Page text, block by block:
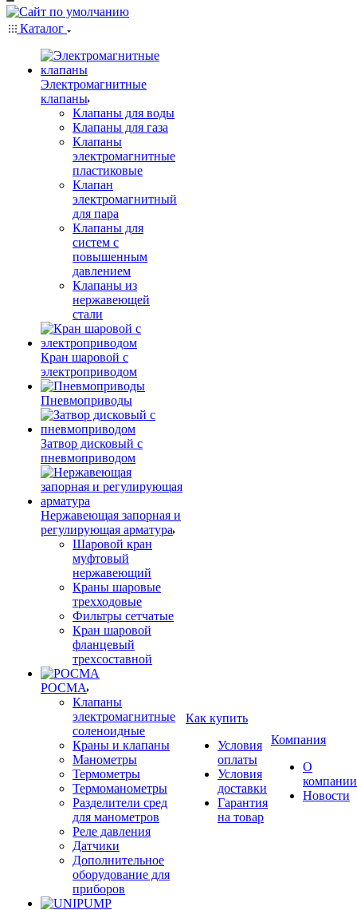
Каталог
Электромагнитные
клапаны
Клапаны для воды
Клапаны для газа
Клапаны
электромагнитные
пластиковые
Клапан
электромагнитный
для пара
Клапаны для
систем с
повышенным
давлением
Клапаны из
нержавеющей
стали
Кран шаровой с
электроприводом
Пневмоприводы
Затвор дисковый с
пневмоприводом
Нержавеющая запорная и
регулирующая арматура
Шаровой кран
муфтовый
нержавеющий
Краны шаровые
трехходовые
Фильтры сетчатые
Кран шаровой
фланцевый
трехсоставной
РОСМА
Клапаны
электромагнитные
соленоидные
Краны и клапаны
Манометры
Термометры
Термоманометры
Разделители сред
для манометров
Реле давления
Датчики
Дополнительное
оборудование для
приборов
Как купить
Условия
оплаты
Условия
доставки
Гарантия
на товар
Компания
О
компании
Новости